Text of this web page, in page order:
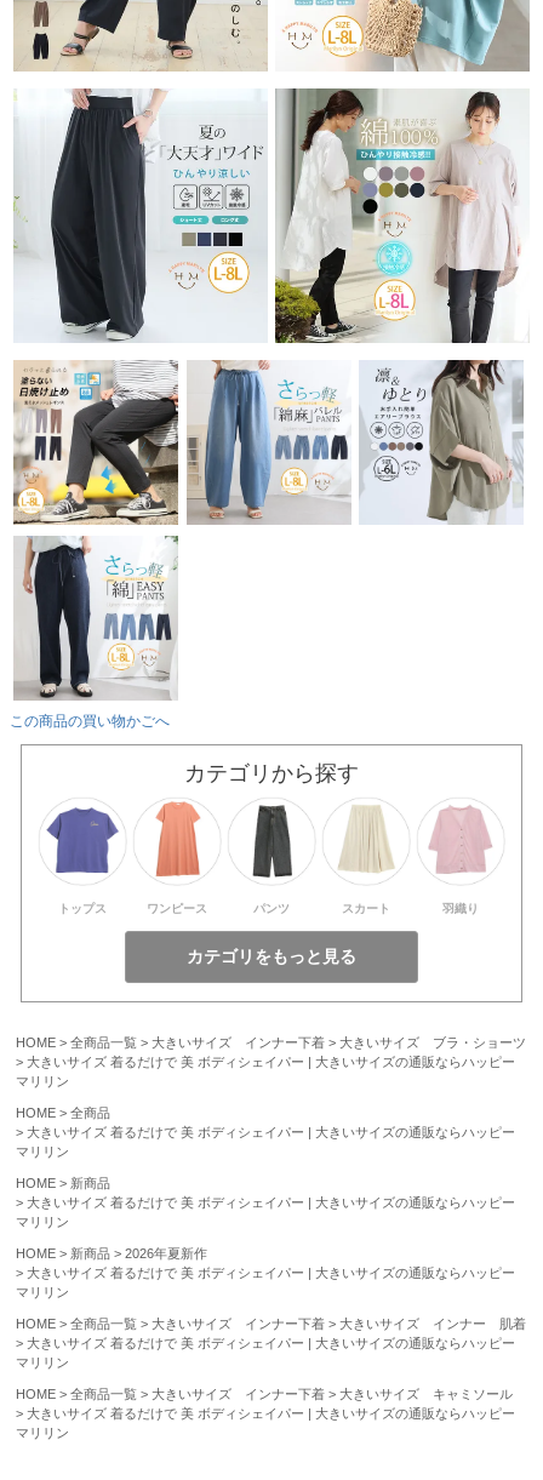
この商品の買い物かごへ
カテゴリから探す
トップス ワンピース パンツ スカート 羽織り
HOME 全商品一覧 大きいサイズ インナー下着
大きいサイズ ブラ・ショーツ
大きいサイズ 着るだけで 美 ボディシェイパー | 大きいサイズの通販ならハッピー
マリリン
HOME
全商品
大きいサイズ 着るだけで 美 ボディシェイパー | 大きいサイズの通販ならハッピー
マリリン
HOME
新商品
大きいサイズ 着るだけで 美 ボディシェイパー | 大きいサイズの通販ならハッピー
マリリン
HOME 新商品
2026年夏新作
大きいサイズ 着るだけで 美 ボディシェイパー | 大きいサイズの通販ならハッピー
マリリン
HOME 全商品一覧 大きいサイズ インナー下着
大きいサイズ インナー 肌着
大きいサイズ 着るだけで 美 ボディシェイパー | 大きいサイズの通販ならハッピー
マリリン
HOME 全商品一覧 大きいサイズ インナー下着
大きいサイズ キャミソール
大きいサイズ 着るだけで 美 ボディシェイパー | 大きいサイズの通販ならハッピー
マリリン